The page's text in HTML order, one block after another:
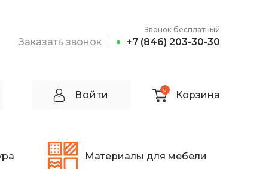
Заказать звонок
Звонок бесплатный
+7 (846) 203-30-30
Войти 0 Корзина
Материалы для мебели